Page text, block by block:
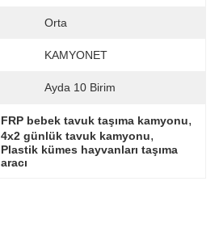
Orta
KAMYONET
Ayda 10 Birim
FRP bebek tavuk taşıma kamyonu
4x2 günlük tavuk kamyonu,
Plastik kümes hayvanları taşıma
aracı